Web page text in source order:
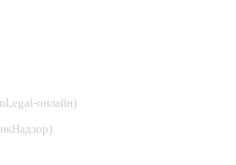
онлайн)